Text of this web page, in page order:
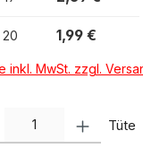
20 1,99 €
inkl. MwSt. zzgl.
Anzahl: Gib den
Tüte